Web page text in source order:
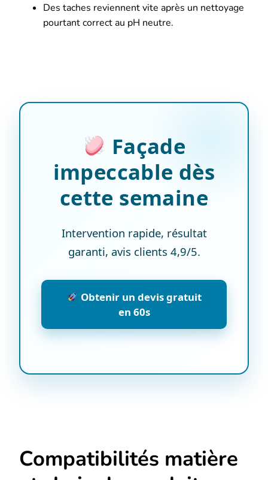
Des taches reviennent vite après un nettoyage
pourtant correct au pH neutre.
Façade
impeccable dès
cette semaine
Intervention rapide, résultat
garanti, avis clients 4,9/5.
Obtenir un devis gratuit
en 60s
Compatibilités matière